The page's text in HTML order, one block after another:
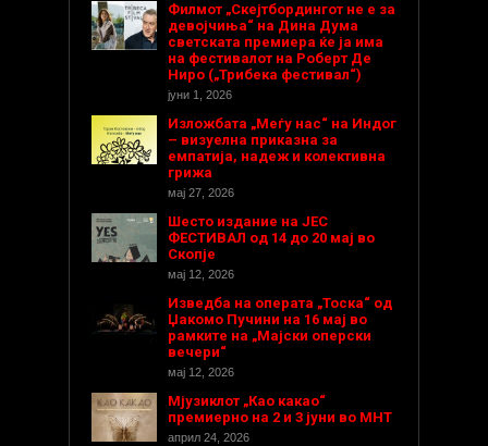
Филмот „Скејтбордингот не е за
девојчиња“ на Дина Дума
светската премиера ќе ја има
на фестивалот на Роберт Де
Ниро („Трибека фестивал“)
јуни 1, 2026
Изложбата „Меѓу нас“ на Индог
– визуелна приказна за
емпатија, надеж и колективна
грижа
мај 27, 2026
Шесто издание на ЈЕС
ФЕСТИВАЛ од 14 до 20 мај во
Скопје
мај 12, 2026
Изведба на операта „Тоска“ од
Џакомо Пучини на 16 мај во
рамките на „Мајски оперски
вечери“
мај 12, 2026
Мјузиклот „Као какао“
премиерно на 2 и 3 јуни во МНТ
април 24, 2026